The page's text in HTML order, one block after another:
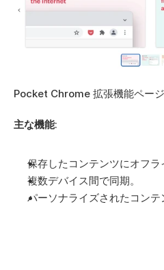
Pocket Chrome 拡張機能ペー
主な機能:
保存したコンテンツにオフラ
複数デバイス間で同期。
パーソナライズされたコンテ